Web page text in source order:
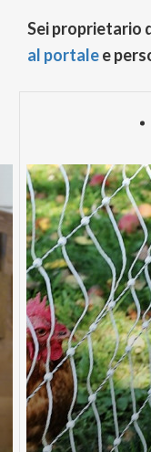
Sei proprietario
al portalee